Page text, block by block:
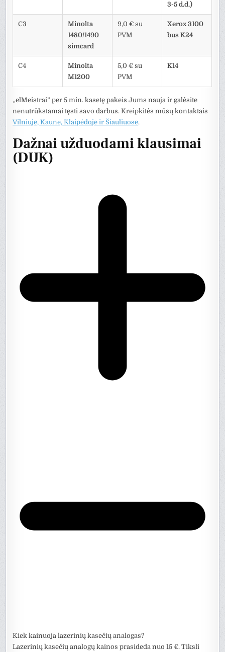
3-5 d.d.)
C3
Minolta
1480/1490
simcard
9,0 € su
PVM
Xerox 3100
bus K24
C4
Minolta
M1200
5,0 € su
PVM
K14
„elMeistrai” per 5 min. kasetę pakeis Jums nauja ir galėsite
nenutrūkstamai tęsti savo darbus. Kreipkitės mūsų kontaktais
Vilniuje, Kaune, Klaipėdoje ir Šiauliuose.
Dažnai užduodami klausimai
(DUK)
Kiek kainuoja lazerinių kasečių analogas?
Lazerinių kasečių analogų kainos prasideda nuo 15 €. Tiksli